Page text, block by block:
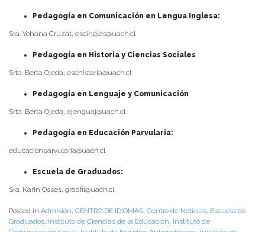
Pedagogía en Comunicación en Lengua Inglesa:
Sra. Yohana Cruzat, escingles@uach.cl
Pedagogía en Historia y Ciencias Sociales
Srta. Berta Ojeda, eschistoria@uach.cl
Pedagogía en Lenguaje y Comunicación:
Srta. Berta Ojeda, ejenguaj@uach.cl
Pedagogía en Educación Parvularia:
educacionparvularia@uach.cl
Escuela de Graduados:
Sra. Karin Osses, gradfil@uach.cl
Posted in Admisión, CENTRO DE IDIOMAS, Centro de Noticias, Escuela de
Graduados, Instituto de Ciencias de la Educación, Instituto de